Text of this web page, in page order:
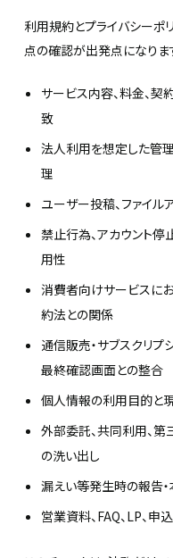
利用規約とプライバシーポ
点の確認が出発点になりま
サービス内容、料金、
致
法人利用を想定した管
理
ユーザー投稿、ファイ
禁止行為、アカウント停
用性
消費者向けサービスに
約法との関係
通信販売・サブスクリプ
最終確認画面との整合
個人情報の利用目的と
外部委託、共同利用、
の洗い出し
漏えい等発生時の報告
営業資料、FAQ、LP、